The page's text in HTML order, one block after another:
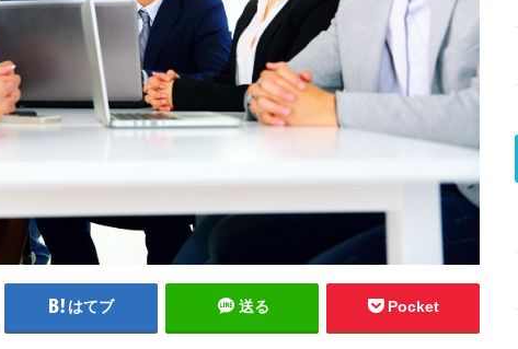
はてブ 送る Pocket